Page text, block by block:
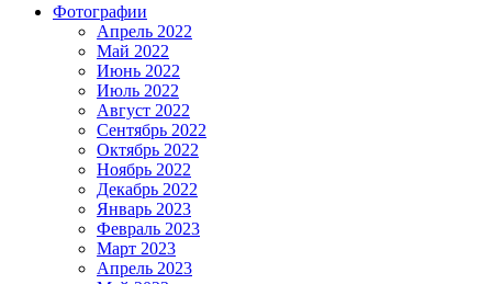
Фотографии
Апрель 2022
Май 2022
Июнь 2022
Июль 2022
Август 2022
Сентябрь 2022
Октябрь 2022
Ноябрь 2022
Декабрь 2022
Январь 2023
Февраль 2023
Март 2023
Апрель 2023